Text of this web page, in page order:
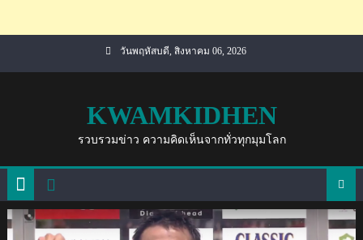
วันพฤหัสบดี, สิงหาคม 06, 2026
KWAMKIDHEN
รวบรวมข่าว ความคิดเห็นจากทั่วทุกมุมโลก